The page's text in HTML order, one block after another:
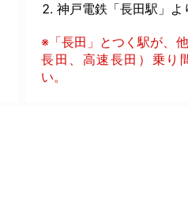
神戸電鉄「長田駅」よ
※「長田」とつく駅が、
長田、高速長田）乗り
い。